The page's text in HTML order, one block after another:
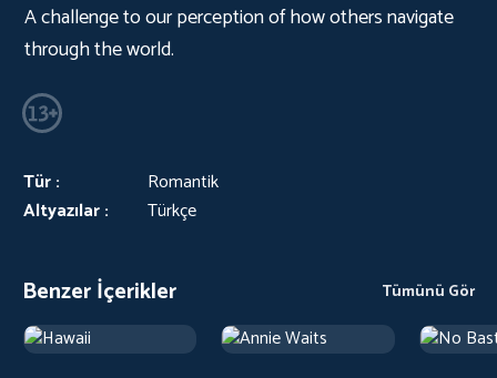
A challenge to our perception of how others navigate
through the world.
Tür :
Romantik
Altyazılar :
Türkçe
Benzer İçerikler Tümünü Gör